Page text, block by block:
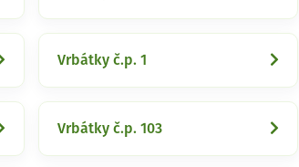
Vrbátky č.p. 1
Vrbátky č.p. 103